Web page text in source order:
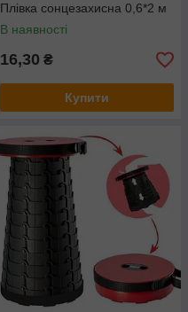
Плівка сонцезахисна 0,6*2 м
В наявності
16,30 ₴
Купити